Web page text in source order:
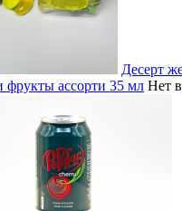
Десерт
фрукты ассорти 35 мл Нет